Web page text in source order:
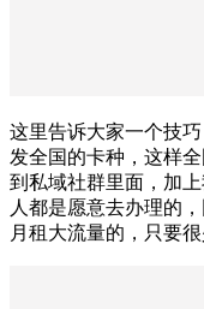
这里告诉大家一个技
发全国的卡种，这样
到私域社群里面，加
人都是愿意去办理的
月租大流量的，只要